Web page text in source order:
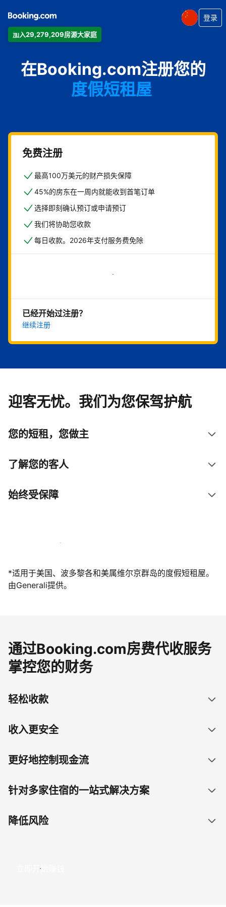
加入29,279,209房源大家庭
登录
在Booking.com注册您的
公寓
酒店
度假短租屋
住宿加早餐旅馆
免费注册
最高100万美元的财产损失保障
45%的房东在一周内就能收到首笔订单
选择即刻确认预订或申请预订
我们将协助您收款
每日收款。2026年支付服务费免除
立即开始
已经开始过注册？
继续注册
迎客无忧。我们为您保驾护航
您的短租，您做主
了解您的客人
始终受保障
立即与我们一起迎接客人
*适用于美国、波多黎各和美属维尔京群岛的度假短租屋。
由Generali提供。
通过Booking.com房费代收服务
掌控您的财务
轻松收款
收入更安全
更好地控制现金流
针对多家住宿的一站式解决方案
降低风险
立即开始赚钱